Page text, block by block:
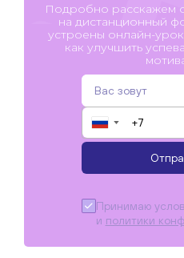
Подробно расскажем
на дистанционный
устроены онлайн-
как улучшить
▼
Принимаю
и политики